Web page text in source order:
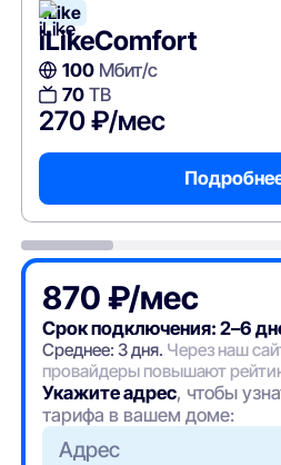
iLike
iLikeComfort
100Мбит/с
70ТВ
270 ₽/мес
870 ₽/мес
Срок подключения: 2–6
Среднее: 3 дня. Через наш
провайдеры повышают
Укажите адрес, чтобы
тарифа в вашем доме:
Адрес